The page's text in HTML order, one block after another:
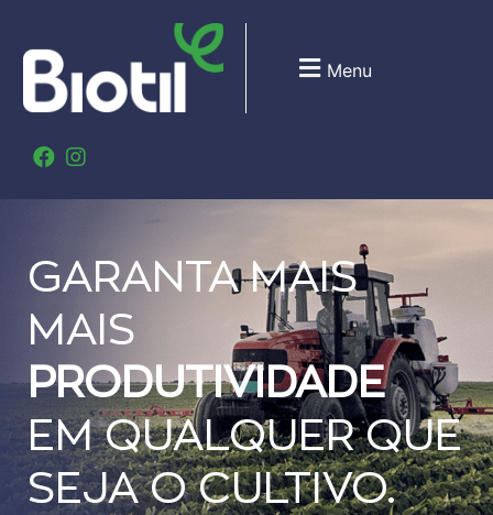
Menu
GARANTA MAIS
MAIS
PRODUTIVIDADE
EM QUALQUER QUE
SEJA O CULTIVO.